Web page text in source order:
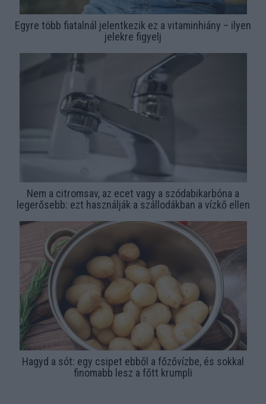
Egyre több fiatalnál jelentkezik ez a vitaminhiány – ilyen
jelekre figyelj
Nem a citromsav, az ecet vagy a szódabikarbóna a
legerősebb: ezt használják a szállodákban a vízkő ellen
Hagyd a sót: egy csipet ebből a főzővízbe, és sokkal
finomabb lesz a főtt krumpli